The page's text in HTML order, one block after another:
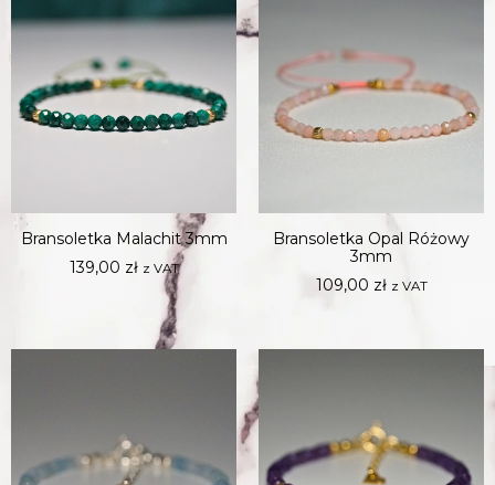
Bransoletka Malachit 3mm
139,00 zł z VAT
Bransoletka Opal Różowy
3mm
109,00 zł z VAT